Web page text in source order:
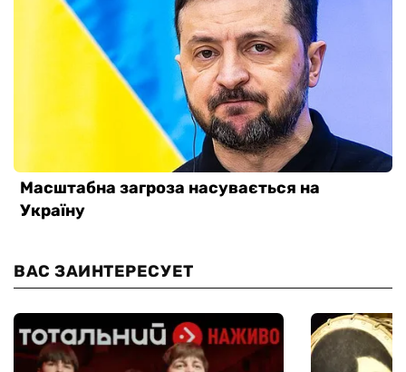
ВАС ЗАИНТЕРЕСУЕТ